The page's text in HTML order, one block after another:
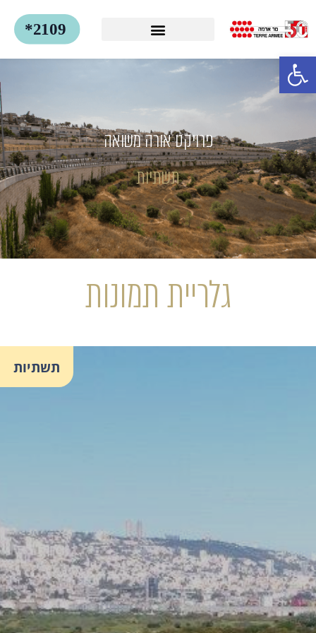
פתח סרגל נגישות
פרויקט אורה משואה
תשתיות
גלריית תמונות
תשתיות